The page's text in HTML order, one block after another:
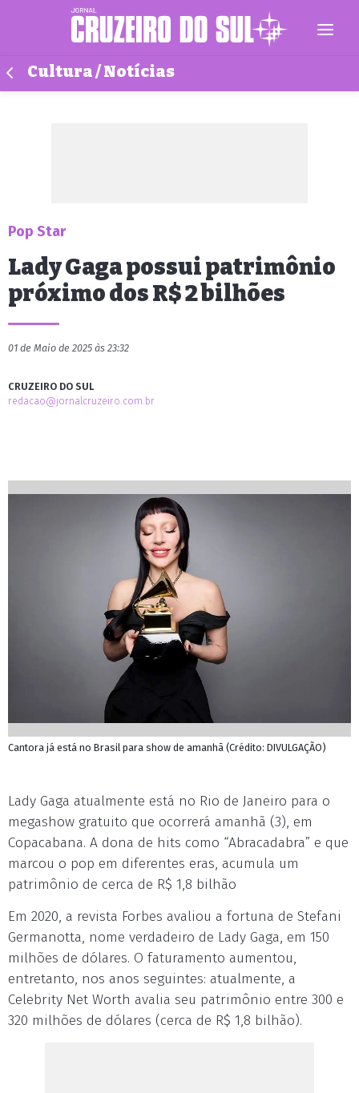
Cultura / Notícias
Pop Star
Lady Gaga possui patrimônio
próximo dos R$ 2 bilhões
01 de Maio de 2025 às 23:32
CRUZEIRO DO SUL
redacao@jornalcruzeiro.com.br
Cantora já está no Brasil para show de amanhã (Crédito: DIVULGAÇÃO)
Lady Gaga atualmente está no Rio de Janeiro para o
megashow gratuito que ocorrerá amanhã (3), em
Copacabana. A dona de hits como “Abracadabra” e que
marcou o pop em diferentes eras, acumula um
patrimônio de cerca de R$ 1,8 bilhão
Em 2020, a revista Forbes avaliou a fortuna de Stefani
Germanotta, nome verdadeiro de Lady Gaga, em 150
milhões de dólares. O faturamento aumentou,
entretanto, nos anos seguintes: atualmente, a
Celebrity Net Worth avalia seu patrimônio entre 300 e
320 milhões de dólares (cerca de R$ 1,8 bilhão).